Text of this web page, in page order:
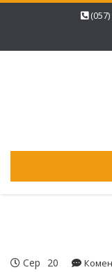
Сер 20